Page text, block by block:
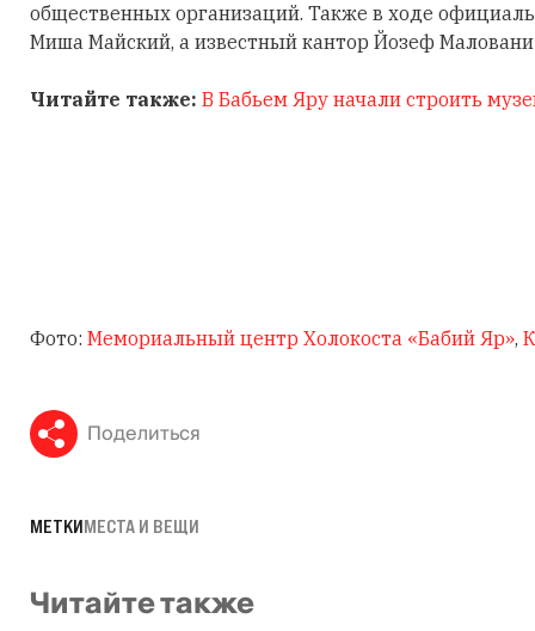
общественных организаций. Также в ходе
Миша Майский, а известный кантор Йозеф
Читайте также: В Бабьем Яру начали строить
Фото: Мемориальный центр Холокоста «Бабий Яр»,
Поделиться
МЕТКИМЕСТА И ВЕЩИ
Читайте также